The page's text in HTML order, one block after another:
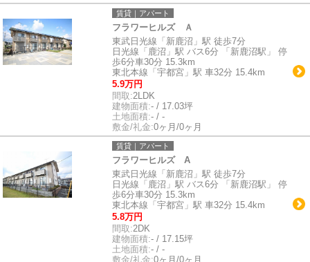
賃貸｜アパート
フラワーヒルズ Ａ
東武日光線「新鹿沼」駅 徒歩7分
日光線「鹿沼」駅 バス6分 「新鹿沼駅」 停
歩6分車30分 15.3km
東北本線「宇都宮」駅 車32分 15.4km
5.9万円
間取:2LDK
建物面積:- / 17.03坪
土地面積:- / -
敷金/礼金:0ヶ月/0ヶ月
賃貸｜アパート
フラワーヒルズ A
東武日光線「新鹿沼」駅 徒歩7分
日光線「鹿沼」駅 バス6分 「新鹿沼駅」 停
歩6分車30分 15.3km
東北本線「宇都宮」駅 車32分 15.4km
5.8万円
間取:2DK
建物面積:- / 17.15坪
土地面積:- / -
敷金/礼金:0ヶ月/0ヶ月